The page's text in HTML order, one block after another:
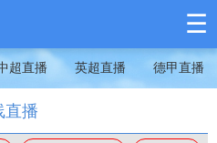
☰
超直播 英超直播 德甲直播
直播